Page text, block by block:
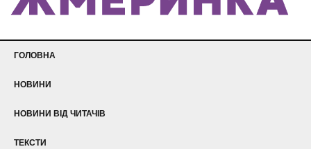
ГОЛОВНА
НОВИНИ
НОВИНИ ВІД ЧИТАЧІВ
ТЕКСТИ